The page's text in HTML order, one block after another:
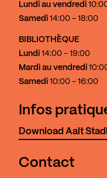
Lundi au vendredi
Samedi 14:00 - 18:00
BIBLIOTHÈQUE
Lundi 14:00 - 19:00
Mardi au vendredi
Samedi 10:00 - 16:00
Infos
Download Aalt
Contact